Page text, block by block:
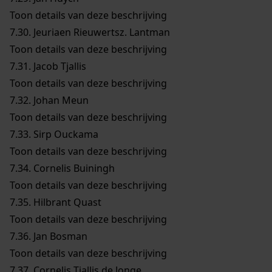
Toon details van deze beschrijving
7.30. Jeuriaen Rieuwertsz. Lantman
Toon details van deze beschrijving
7.31. Jacob Tjallis
Toon details van deze beschrijving
7.32. Johan Meun
Toon details van deze beschrijving
7.33. Sirp Ouckama
Toon details van deze beschrijving
7.34. Cornelis Buiningh
Toon details van deze beschrijving
7.35. Hilbrant Quast
Toon details van deze beschrijving
7.36. Jan Bosman
Toon details van deze beschrijving